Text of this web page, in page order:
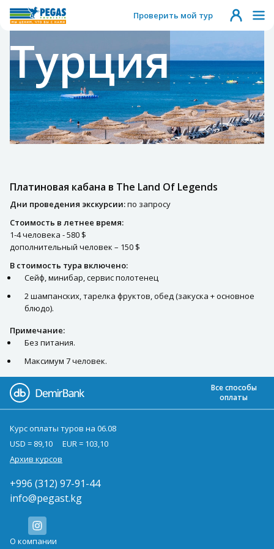
Проверить мой тур
Турция
Платиновая кабана в The Land Of Legends
Дни проведения экскурсии:по запросу
Стоимость в летнее время:
1-4 человека - 580 $
дополнительный человек – 150 $
В стоимость тура включено:
Сейф, минибар, сервис полотенец
2 шампанских, тарелка фруктов, обед (закуска + основное
блюдо).
Примечание:
Без питания.
Максимум 7 человек.
Все способы
оплаты
Курс оплаты туров на 06.08
USD = 89,10
EUR = 103,10
Архив курсов
+996 (312) 97-91-44
info@pegast.kg
О компании